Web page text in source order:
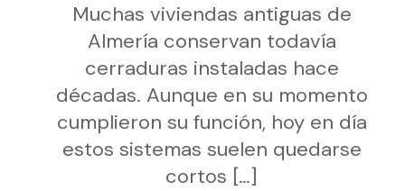
Muchas viviendas antiguas de
Almería conservan todavía
cerraduras instaladas hace
décadas. Aunque en su momento
cumplieron su función, hoy en día
estos sistemas suelen quedarse
cortos […]